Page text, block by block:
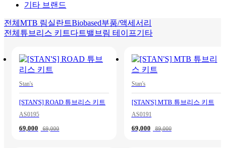
기타 브랜드
전체 MTB 림실란트Biobased부품/액세서리
전체 튜브리스 키트다트밸브 림 테이프기타
Stan's
[STAN'S] ROAD 튜브리스 키트
AS0195
69,000 69,000
Stan's
[STAN'S] MTB 튜브리스 키트
AS0191
69,000 89,000